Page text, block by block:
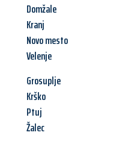
Domžale
Kranj
Novo mesto
Velenje
Grosuplje
Krško
Ptuj
Žalec